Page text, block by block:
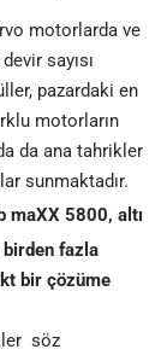
motorlarda ve
sayısı
pazardaki en
motorların
da ana tahrikler
sunmaktadır.
maXX 5800, altı
fazla
bir çözüme
söz